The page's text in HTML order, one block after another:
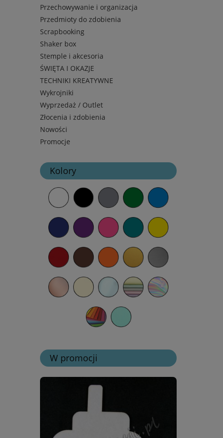
Przechowywanie i organizacja
Przedmioty do zdobienia
Scrapbooking
Shaker box
Stemple i akcesoria
ŚWIĘTA I OKAZJE
TECHNIKI KREATYWNE
Wykrojniki
Wyprzedaż / Outlet
Złocenia i zdobienia
Nowości
Promocje
Kolory
W promocji